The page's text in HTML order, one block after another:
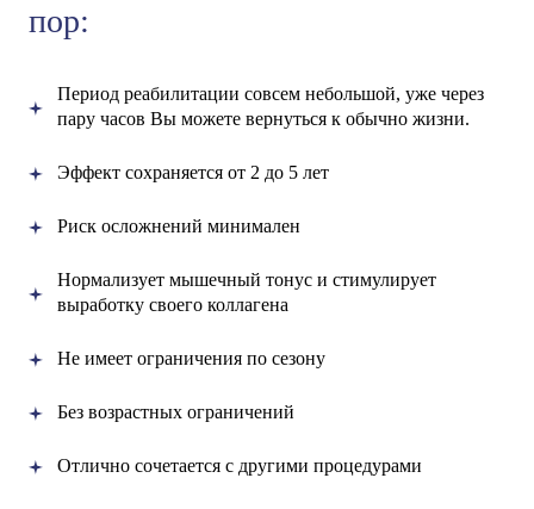
пор:
Период реабилитации совсем небольшой, уже через
пару часов Вы можете вернуться к обычно жизни.
Эффект сохраняется от 2 до 5 лет
Риск осложнений минимален
Нормализует мышечный тонус и стимулирует
выработку своего коллагена
Не имеет ограничения по сезону
Без возрастных ограничений
Отлично сочетается с другими процедурами